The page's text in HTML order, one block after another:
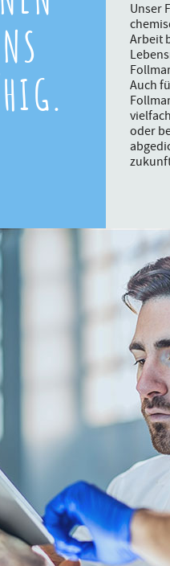
Unser
Arbeit
Auch
oder